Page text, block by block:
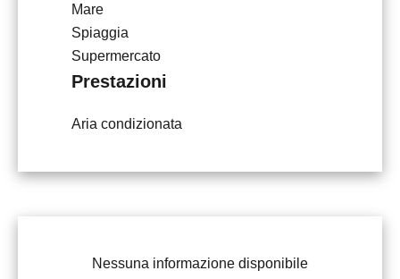
Mare
Spiaggia
Supermercato
Prestazioni
Aria condizionata
Nessuna informazione disponibile